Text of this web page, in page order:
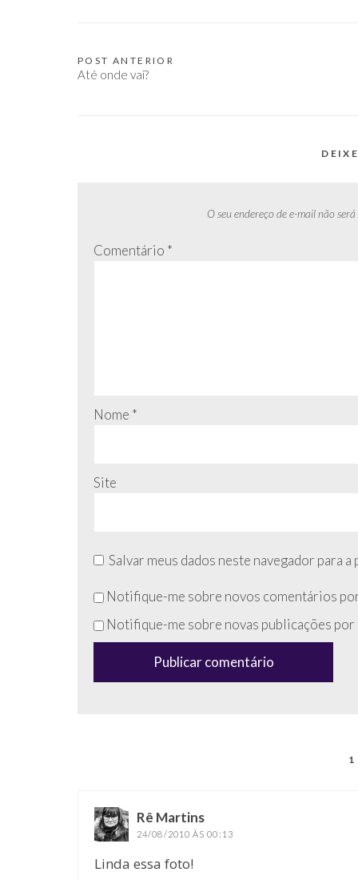
Navegação
POST ANTERIOR
Até onde vai?
O seu endereço de e-mail não será
Comentário *
Nome *
Site
Salvar meus dados neste navegador para
Não
preencha
esse
Notifique-me sobre novos comentários
Notifique-me sobre novas publicações por
1
Rê Martins
24/08/2010 ÀS 00:13
Linda essa foto!